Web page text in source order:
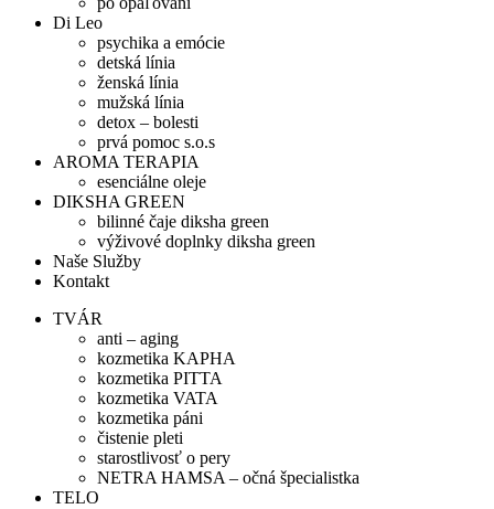
Di Leo
psychika a emócie
detská línia
ženská línia
mužská línia
detox – bolesti
prvá pomoc s.o.s
AROMA TERAPIA
esenciálne oleje
DIKSHA GREEN
bilinné čaje diksha green
výživové doplnky diksha green
Naše Služby
Kontakt
TVÁR
anti – aging
kozmetika KAPHA
kozmetika PITTA
kozmetika VATA
kozmetika páni
čistenie pleti
starostlivosť o pery
NETRA HAMSA – očná špecialistka
TELO